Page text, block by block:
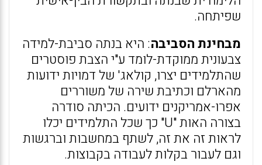
שפיתחה.
מבחינת הסביבה: היא בנתה סביבת-למידה
צבעונית ממוקדת-לומד ע"י הצבת פוסטרים
שהתלמידים יצרו, קולאג' של דמויות ידועות
מהארלם וכתיבת שירה של משוררים
אפרו-אמריקנים ידועים. הכיתה סודרה
בצורה האות "U" כך שכל התלמידים יכלו
לראות זה את זה, לשתף במחשבות וברגשות
וגם לעבור בקלות לעבודה בקבוצות.